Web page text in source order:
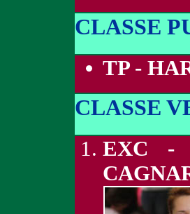
CLASSE
TP -
CLASSE
EXC -